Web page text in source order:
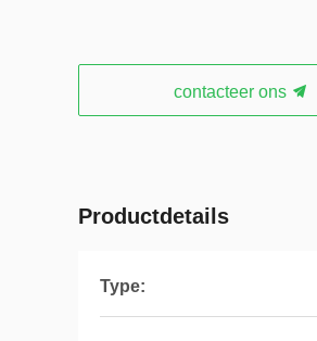
contacteer ons
Productdetails
Type: